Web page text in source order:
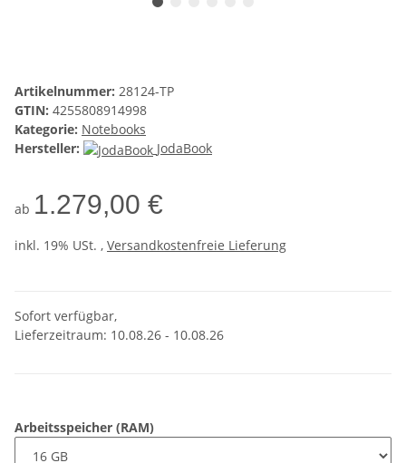
Artikelnummer: 28124-TP
GTIN: 4255808914998
Kategorie: Notebooks
Hersteller:
JodaBook
ab 1.279,00 €
inkl. 19% USt. , Versandkostenfreie Lieferung
Sofort verfügbar,
Lieferzeitraum: 10.08.26 - 10.08.26
Arbeitsspeicher (RAM)